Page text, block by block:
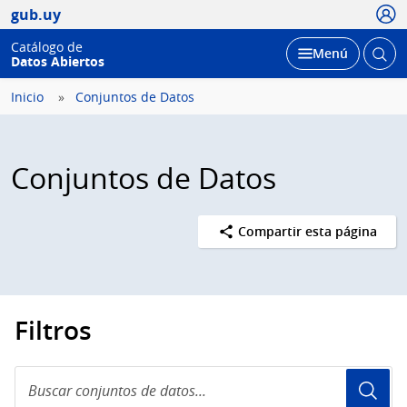
gub.uy
Catálogo de
Datos Abiertos
Desplegar
Menú Abrir
Inicio Conjuntos de Datos
Conjuntos de Datos
Compartir esta página
Filtros
conjuntos